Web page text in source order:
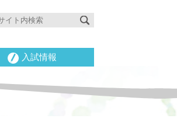
入試情報